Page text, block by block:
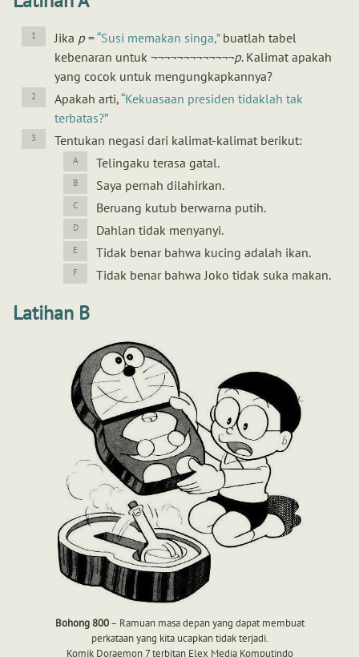
Jika p= Susi memakan singa, buatlah tabel
kebenaran untuk ¬¬¬¬¬¬¬¬¬¬¬¬¬p. Kalimat apakah
yang cocok untuk mengungkapkannya?
Apakah arti, Kekuasaan presiden tidaklah tak
terbatas?
Tentukan negasi dari kalimat-kalimat berikut:
Telingaku terasa gatal.
Saya pernah dilahirkan.
Beruang kutub berwarna putih.
Dahlan tidak menyanyi.
Tidak benar bahwa kucing adalah ikan.
Tidak benar bahwa Joko tidak suka makan.
Latihan B
Bohong 800– Ramuan masa depan yang dapat membuat
perkataan yang kita ucapkan tidak terjadi.
Komik Doraemon 7 terbitan Elex Media Komputindo